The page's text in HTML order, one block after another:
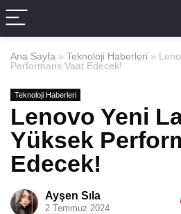
Ana Sayfa » Teknoloji Haberleri »
Performans Vaat Edecek!
Teknoloji Haberleri
Lenovo Yeni
Yüksek
Edecek!
Ayşen Sıla
2 Temmuz 2024